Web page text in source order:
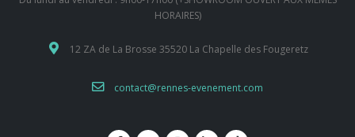
HORAIRES)
12 ZA de La Brosse 35520 La Chapelle des Fougeretz
contact@rennes-evenement.com